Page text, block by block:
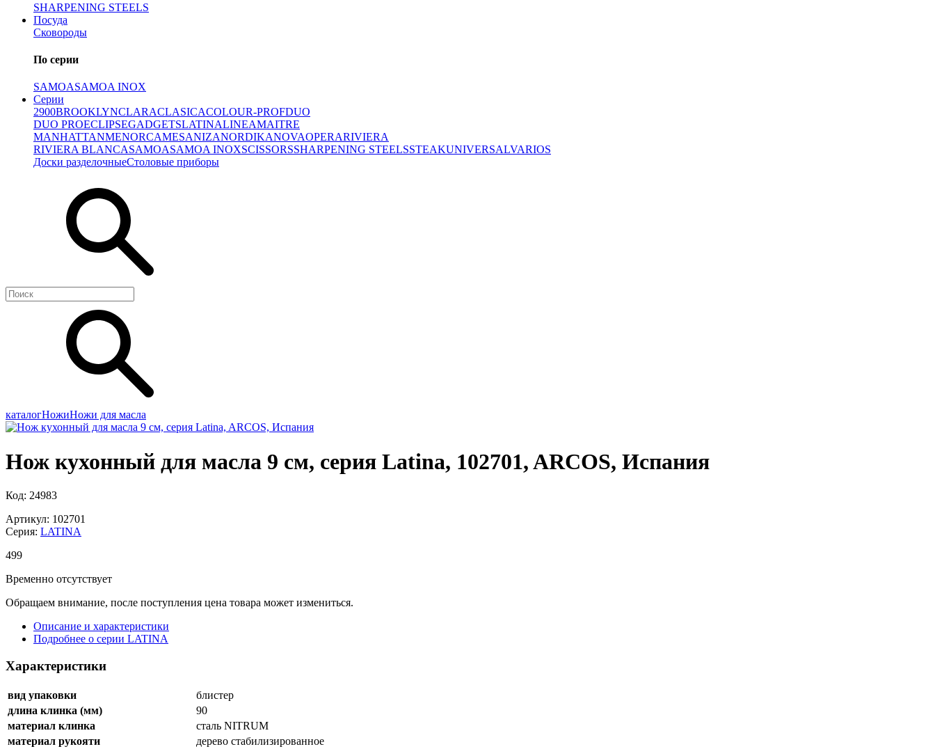
SHARPENING STEELS
Посуда
Сковороды
По серии
SAMOASAMOA INOX
Серии
2900BROOKLYNCLARACLASICACOLOUR-PROFDUO
DUO PROECLIPSEGADGETSLATINALINEAMAITRE
MANHATTANMENORCAMESANIZANORDIKANOVAOPERARIVIERA
RIVIERA BLANCASAMOASAMOA INOXSCISSORSSHARPENING STEELSSTEAKUNIVERSALVARIOS
Доски разделочныеСтоловые приборы
каталогНожиНожи для масла
Нож кухонный для масла 9 см, серия Latina, 102701, ARCOS, Испания
Код: 24983
Артикул: 102701
Серия: LATINA
499
Временно отсутствует
Обращаем внимание, после поступления цена товара может измениться.
Описание и характеристики
Подробнее о серии LATINA
Характеристики
вид упаковки
блистер
длина клинка (мм)
90
материал клинка
сталь NITRUM
материал рукояти
дерево стабилизированное